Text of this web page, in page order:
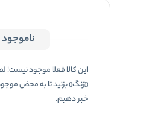
ناموجود
این کالا فعلا موجود نیست!
«زنگ» بزنید تا به محض
خبر دهیم.